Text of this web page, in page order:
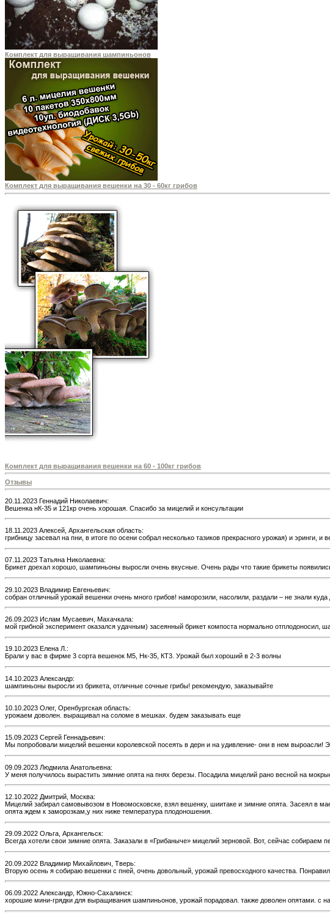
Комплект для выращивания шампиньонов
Комплект для выращивания вешенки на 30 - 60кг грибов
Комплект для выращивания вешенки на 60 - 100кг грибов
Отзывы
20.11.2023 Геннадий Николаевич:
Вешенка нК-35 и 121кp очень хорошая. Спасибо за мицелий и консультации
18.11.2023 Алексей, Архангельская область:
грибницу засевал на пни, в итоге по осени собрал несколько тазиков прекрасного урожая) и эринги,
07.11.2023 Татьяна Николаевна:
Брикет доехал хорошо, шампиньоны выросли очень вкусные. Очень рады что такие брикеты
29.10.2023 Владимир Евгеньевич:
собран отличный урожай вешенки очень много грибов! наморозили, насолили, раздали – не знали куда
26.09.2023 Ислам Мусаевич, Махачкала:
мой грибной эксперимент оказался удачным) засеянный брикет компоста нормально отплодоносил,
19.10.2023 Елена Л.:
Брали у вас в фирме 3 сорта вешенок М5, Нк-35, КТ3. Урожай был хороший в 2-3 волны
14.10.2023 Александр:
шампиньоны выросли из брикета, отличные сочные грибы! рекомендую, заказывайте
10.10.2023 Олег, Оренбургская область:
урожаем доволен. выращивал на соломе в мешках. будем заказывать еще
15.09.2023 Сергей Геннадьевич:
Мы попробовали мицелий вешенки королевской посеять в дерн и на удивление- они в нем выроасли!
09.09.2023 Людмила Анатольевна:
У меня получилось вырастить зимние опята на пнях березы. Посадила мицелий рано весной на
12.10.2022 Дмитрий, Москва:
Мицелий забирал самовывозом в Новомосковске, взял вешенку, шиитаке и зимние опята. Засеял в
опята ждем к заморозкам,у них ниже температура плодоношения.
29.09.2022 Ольга, Архангельск:
Всегда хотели свои зимние опята. Заказали в «Грибаныче» мицелий зерновой. Вот, сейчас собираем
20.09.2022 Владимир Михайлович, Тверь:
Вторую осень я собираю вешенки с пней, очень довольный, урожай превосходного качества.
06.09.2022 Александр, Южно-Сахалинск:
хорошие мини-грядки для выращивания шампиньонов, урожай порадовал. также доволен опятами. с